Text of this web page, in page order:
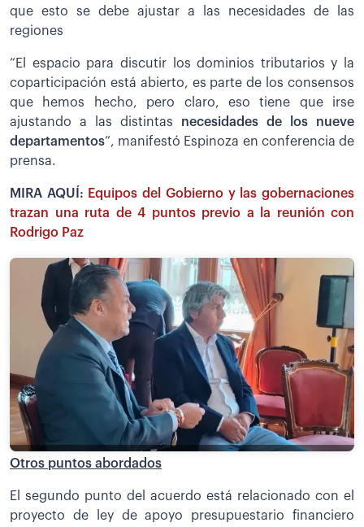
que esto se debe ajustar a las necesidades de las
regiones
“El espacio para discutir los dominios tributarios y la
coparticipación está abierto, es parte de los consensos
que hemos hecho, pero claro, eso tiene que irse
ajustando a las distintas necesidades de los nueve
departamentos”, manifestó Espinoza en conferencia de
prensa.
MIRA AQUÍ: Equipos del Gobierno y las gobernaciones
trazan una ruta de 4 puntos previo a la reunión con
Rodrigo Paz
Otros puntos abordados
El segundo punto del acuerdo está relacionado con el
proyecto de ley de apoyo presupuestario financiero